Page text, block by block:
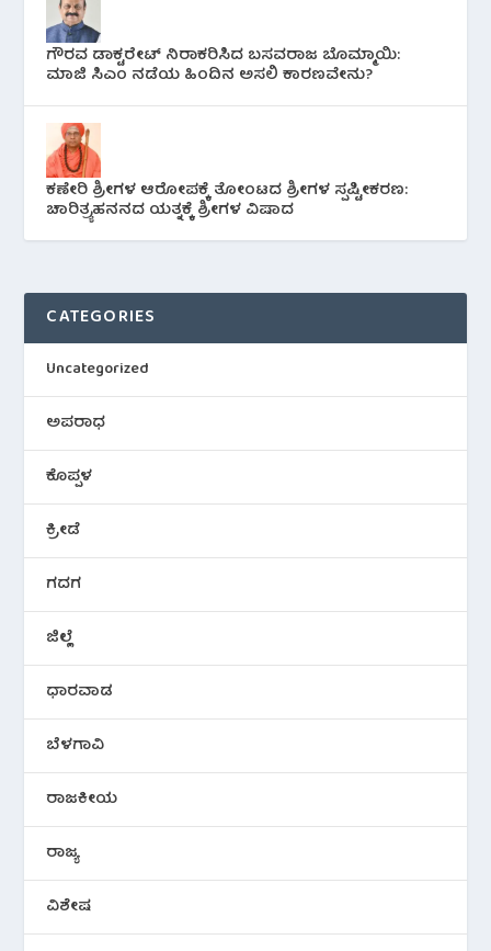
ಗೌರವ ಡಾಕ್ಟರೇಟ್ ನಿರಾಕರಿಸಿದ ಬಸವರಾಜ ಬೊಮ್ಮಾಯಿ:
ಮಾಜಿ ಸಿಎಂ ನಡೆಯ ಹಿಂದಿನ ಅಸಲಿ ಕಾರಣವೇನು?
ಕಣೇರಿ ಶ್ರೀಗಳ ಆರೋಪಕ್ಕೆ ತೋಂಟದ ಶ್ರೀಗಳ ಸ್ಪಷ್ಟೀಕರಣ:
ಚಾರಿತ್ರ್ಯಹನನದ ಯತ್ನಕ್ಕೆ ಶ್ರೀಗಳ ವಿಷಾದ
CATEGORIES
Uncategorized
ಅಪರಾಧ
ಕೊಪ್ಪಳ
ಕ್ರೀಡೆ
ಗದಗ
ಜಿಲ್ಲೆ
ಧಾರವಾಡ
ಬೆಳಗಾವಿ
ರಾಜಕೀಯ
ರಾಜ್ಯ
ವಿಶೇಷ